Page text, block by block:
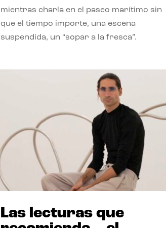
mientras charla en el paseo marítimo sin
que el tiempo importe, una escena
suspendida, un “sopar a la fresca”.
Las lecturas que